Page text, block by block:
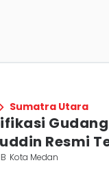
Sumatra Utara
Gudang
Resmi
Kota Medan